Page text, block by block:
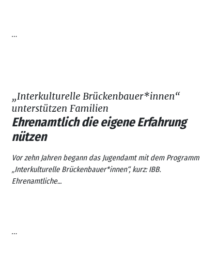
...
„Interkulturelle Brückenbauer*innen“
unterstützen Familien
Ehrenamtlich die eigene Erfahrung
nützen
Vor zehn Jahren begann das Jugendamt mit dem Programm
„Interkulturelle Brückenbauer*innen“, kurz: IBB.
Ehrenamtliche...
...